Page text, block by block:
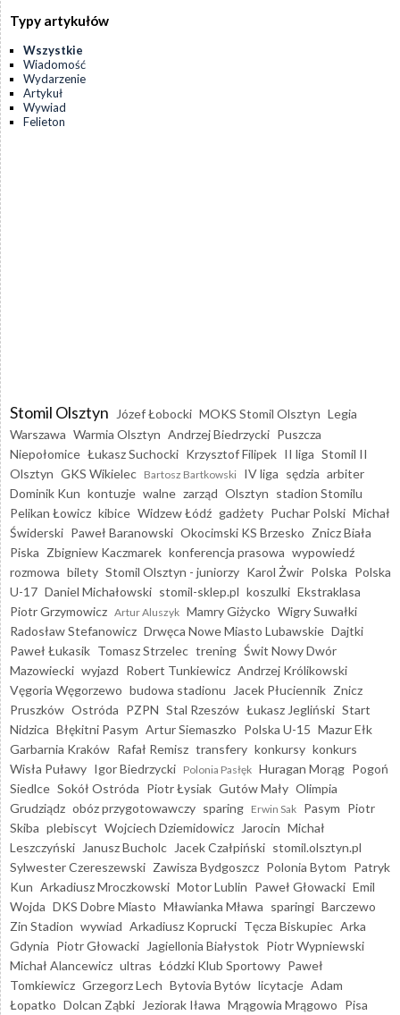
Typy artykułów
Wszystkie
Wiadomość
Wydarzenie
Artykuł
Wywiad
Felieton
Stomil Olsztyn Józef Łobocki MOKS Stomil Olsztyn Legia
Warszawa Warmia Olsztyn Andrzej Biedrzycki Puszcza
Niepołomice Łukasz Suchocki Krzysztof Filipek II liga Stomil II
Olsztyn GKS Wikielec Bartosz Bartkowski IV liga sędzia arbiter
Dominik Kun kontuzje walne zarząd Olsztyn stadion Stomilu
Pelikan Łowicz kibice Widzew Łódź gadżety Puchar Polski Michał
Świderski Paweł Baranowski Okocimski KS Brzesko Znicz Biała
Piska Zbigniew Kaczmarek konferencja prasowa wypowiedź
rozmowa bilety Stomil Olsztyn - juniorzy Karol Żwir Polska Polska
U-17 Daniel Michałowski stomil-sklep.pl koszulki Ekstraklasa
Piotr Grzymowicz Artur Aluszyk Mamry Giżycko Wigry Suwałki
Radosław Stefanowicz Drwęca Nowe Miasto Lubawskie Dajtki
Paweł Łukasik Tomasz Strzelec trening Świt Nowy Dwór
Mazowiecki wyjazd Robert Tunkiewicz Andrzej Królikowski
Vęgoria Węgorzewo budowa stadionu Jacek Płuciennik Znicz
Pruszków Ostróda PZPN Stal Rzeszów Łukasz Jegliński Start
Nidzica Błękitni Pasym Artur Siemaszko Polska U-15 Mazur Ełk
Garbarnia Kraków Rafał Remisz transfery konkursy konkurs
Wisła Puławy Igor Biedrzycki Polonia Pasłęk Huragan Morąg Pogoń
Siedlce Sokół Ostróda Piotr Łysiak Gutów Mały Olimpia
Grudziądz obóz przygotowawczy sparing Erwin Sak Pasym Piotr
Skiba plebiscyt Wojciech Dziemidowicz Jarocin Michał
Leszczyński
Janusz Bucholc Jacek Czałpiński stomil.olsztyn.pl
Sylwester Czereszewski Zawisza Bydgoszcz Polonia Bytom Patryk
Kun Arkadiusz Mroczkowski Motor Lublin Paweł Głowacki Emil
Wojda DKS Dobre Miasto Mławianka Mława sparingi Barczewo
Zin Stadion wywiad Arkadiusz Koprucki Tęcza Biskupiec Arka
Gdynia Piotr Głowacki Jagiellonia Białystok Piotr Wypniewski
Michał Alancewicz ultras Łódzki Klub Sportowy Paweł
Tomkiewicz Grzegorz Lech Bytovia Bytów licytacje Adam
Łopatko Dolcan Ząbki Jeziorak Iława Mrągowia Mrągowo Pisa